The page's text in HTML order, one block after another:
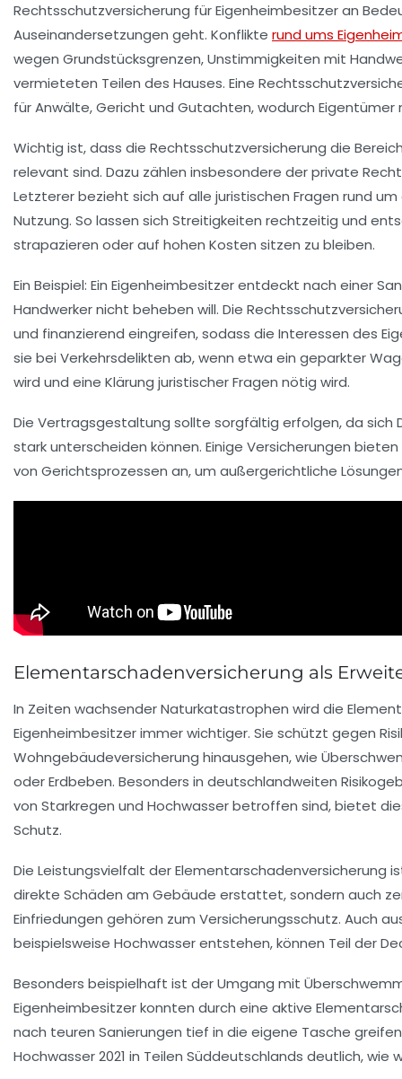
Rechtsschutzversicherung für Eigenheimbesitzer an
Auseinandersetzungen geht. Konflikte rund ums
wegen Grundstücksgrenzen, Unstimmigkeiten mit
vermieteten Teilen des Hauses. Eine
für Anwälte, Gericht und Gutachten, wodurch
Wichtig ist, dass die Rechtsschutzversicherung die
relevant sind. Dazu zählen insbesondere der private
Letzterer bezieht sich auf alle juristischen Fragen rund
Nutzung. So lassen sich Streitigkeiten rechtzeitig und
strapazieren oder auf hohen Kosten sitzen zu bleiben.
Ein Beispiel: Ein Eigenheimbesitzer entdeckt nach einer
Handwerker nicht beheben will. Die
und finanzierend eingreifen, sodass die Interessen des
sie bei Verkehrsdelikten ab, wenn etwa ein geparkter
wird und eine Klärung juristischer Fragen nötig wird.
Die Vertragsgestaltung sollte sorgfältig erfolgen, da sich
stark unterscheiden können. Einige Versicherungen
von Gerichtsprozessen an, um außergerichtliche
Elementarschadenversicherung als
In Zeiten wachsender Naturkatastrophen wird die
Eigenheimbesitzer immer wichtiger. Sie schützt gegen
Wohngebäudeversicherung hinausgehen, wie
oder Erdbeben. Besonders in deutschlandweiten
von Starkregen und Hochwasser betroffen sind, bietet
Schutz.
Die Leistungsvielfalt der Elementarschadenversicherung
direkte Schäden am Gebäude erstattet, sondern auch
Einfriedungen gehören zum Versicherungsschutz. Auch
beispielsweise Hochwasser entstehen, können Teil der
Besonders beispielhaft ist der Umgang mit
Eigenheimbesitzer konnten durch eine aktive
nach teuren Sanierungen tief in die eigene Tasche
Hochwasser 2021 in Teilen Süddeutschlands deutlich, wie